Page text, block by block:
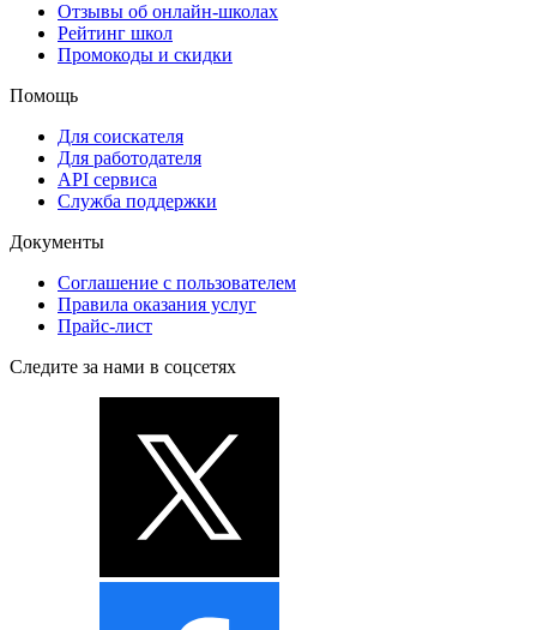
Отзывы об онлайн-школах
Рейтинг школ
Промокоды и скидки
Помощь
Для соискателя
Для работодателя
API сервиса
Служба поддержки
Документы
Соглашение с пользователем
Правила оказания услуг
Прайс-лист
Следите за нами в соцсетях